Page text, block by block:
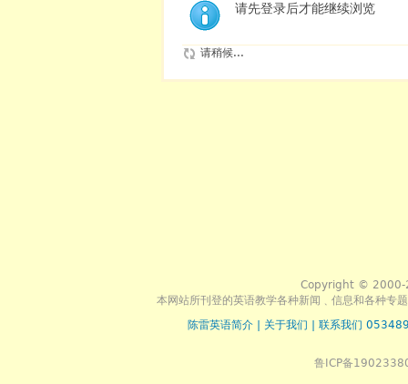
请先登录后才能继续浏览
请稍候...
Copyright © 2000-
本网站所刊登的英语教学各种新闻﹑信息和各种专
陈雷英语简介
关于我们 联系我们
鲁ICP备